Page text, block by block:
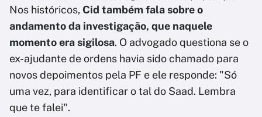
Nos históricos, Cid também fala sobre o
andamento da investigação, que naquele
momento era sigilosa. O advogado questiona se o
ex-ajudante de ordens havia sido chamado para
novos depoimentos pela PF e ele responde: "Só
uma vez, para identificar o tal do Saad. Lembra
que te falei".